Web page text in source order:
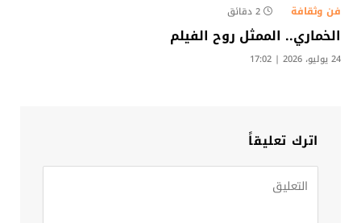
فن وثقافة 2 دقائق
الخماري.. الممثل روح الفيلم
24 يوليو، 2026 | 17:02
اترك تعليقاً